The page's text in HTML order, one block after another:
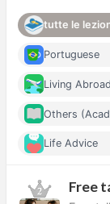
tutte le
Portuguese
Living Abroad
Others
Life Advice
Free